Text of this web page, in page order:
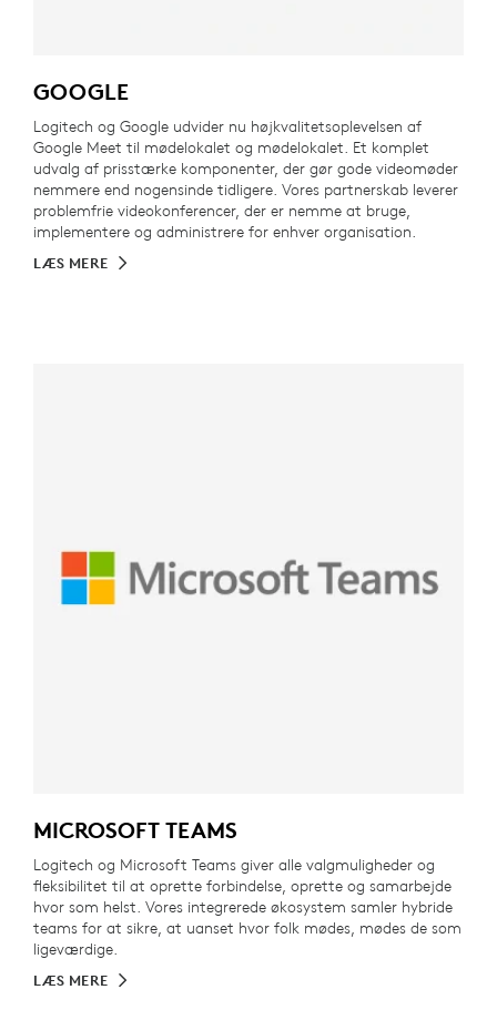
GOOGLE
Logitech og Google udvider nu højkvalitetsoplevelsen af
Google Meet til mødelokalet og mødelokalet. Et komplet
udvalg af prisstærke komponenter, der gør gode videomøder
nemmere end nogensinde tidligere. Vores partnerskab leverer
problemfrie videokonferencer, der er nemme at bruge,
implementere og administrere for enhver organisation.
LÆS MERE
MICROSOFT TEAMS
Logitech og Microsoft Teams giver alle valgmuligheder og
fleksibilitet til at oprette forbindelse, oprette og samarbejde
hvor som helst. Vores integrerede økosystem samler hybride
teams for at sikre, at uanset hvor folk mødes, mødes de som
ligeværdige.
LÆS MERE